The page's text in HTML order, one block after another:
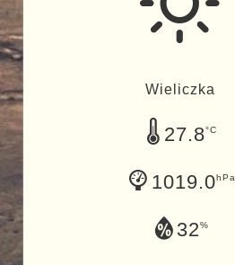
Wieliczka
27.8°C
1019.0hPa
32%